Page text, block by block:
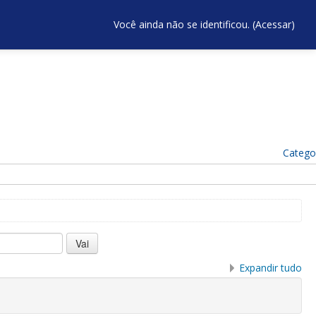
Você ainda não se identificou. (Acessar)
Expandir tudo